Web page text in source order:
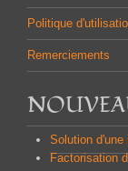
Politique
Remerciements
Solution d'une
Factorisation